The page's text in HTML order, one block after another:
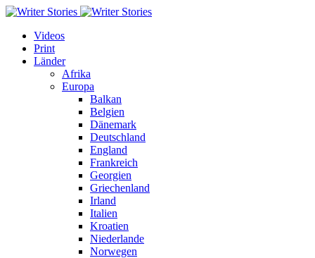
Videos
Print
Länder
Afrika
Europa
Balkan
Belgien
Dänemark
Deutschland
England
Frankreich
Georgien
Griechenland
Irland
Italien
Kroatien
Niederlande
Norwegen